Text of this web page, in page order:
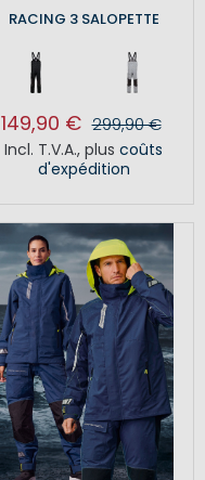
RACING 3 SALOPETTE
149,90 € 299,90 €
Incl. T.V.A., plus coûts
d'expédition